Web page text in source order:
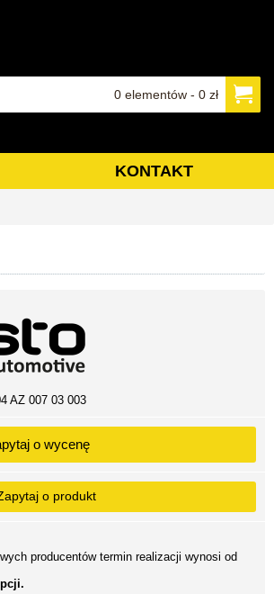
0 elementów - 0 zł
KONTAKT
AZ 007 03 003
o wycenę
o produkt
producentów termin realizacji wynosi od